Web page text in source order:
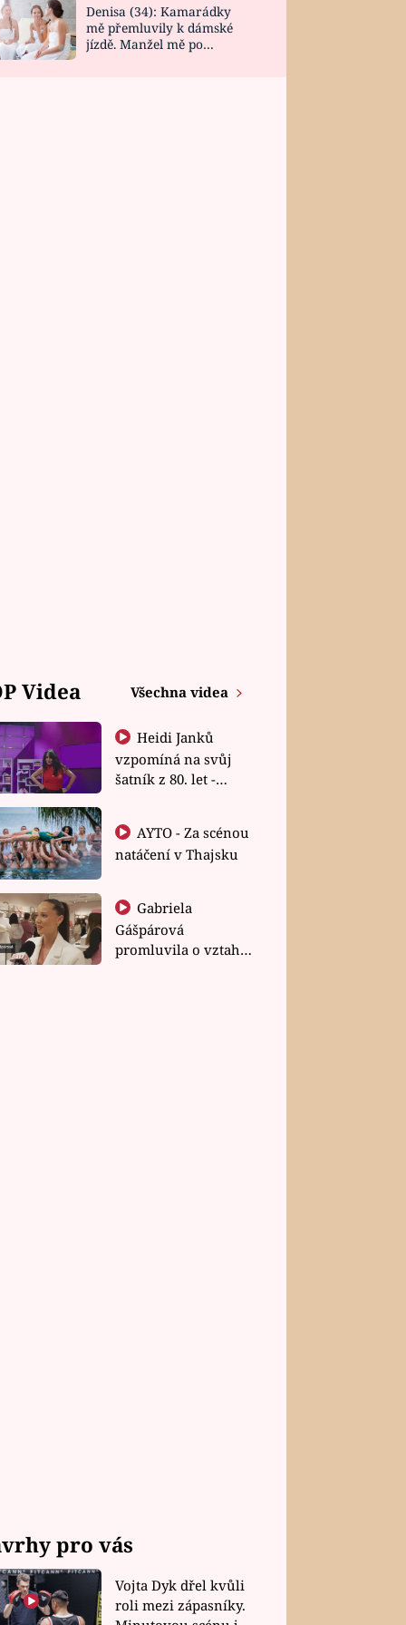
Denisa (34): Kamarádky
mě přemluvily k dámské
jízdě. Manžel mě po
Videa Všechna videa
Heidi Janků
vzpomíná na svůj
šatník z 80. let -
natáčení v Thajsku
Gabriela
Gášpárová
promluvila o vztahu
pro vás
Vojta Dyk dřel kvůli
roli mezi zápasníky.